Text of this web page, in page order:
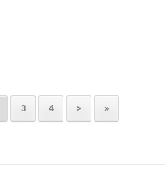
3 4 > »